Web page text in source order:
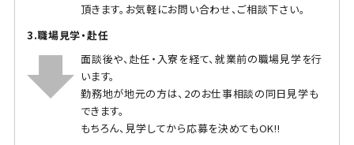
頂きます。お気軽にお問い合わせ、ご相談下さい。
3.職場見学・赴任
面談後や、赴任・入寮を経て、就業前の職場見学を行
います。
勤務地が地元の方は、2のお仕事相談の同日見学も
できます。
もちろん、見学してから応募を決めてもOK!!